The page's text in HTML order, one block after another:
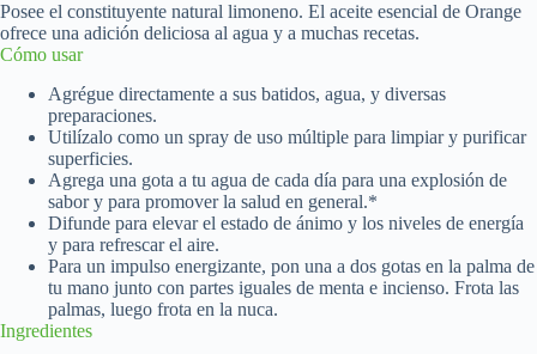
Posee el constituyente natural limoneno. El aceite esencial de Orange
ofrece una adición deliciosa al agua y a muchas recetas.
Cómo usar
Agrégue directamente a sus batidos, agua, y diversas
preparaciones.
Utilízalo como un spray de uso múltiple para limpiar y purificar
superficies.
Agrega una gota a tu agua de cada día para una explosión de
sabor y para promover la salud en general.*
Difunde para elevar el estado de ánimo y los niveles de energía
y para refrescar el aire.
Para un impulso energizante, pon una a dos gotas en la palma de
tu mano junto con partes iguales de menta e incienso. Frota las
palmas, luego frota en la nuca.
Ingredientes